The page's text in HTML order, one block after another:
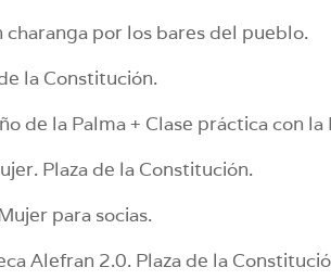
por los bares del pueblo.
la Constitución.
de la Palma + Clase práctica con la
Plaza de la Constitución.
para socias.
Alefran 2.0. Plaza de la